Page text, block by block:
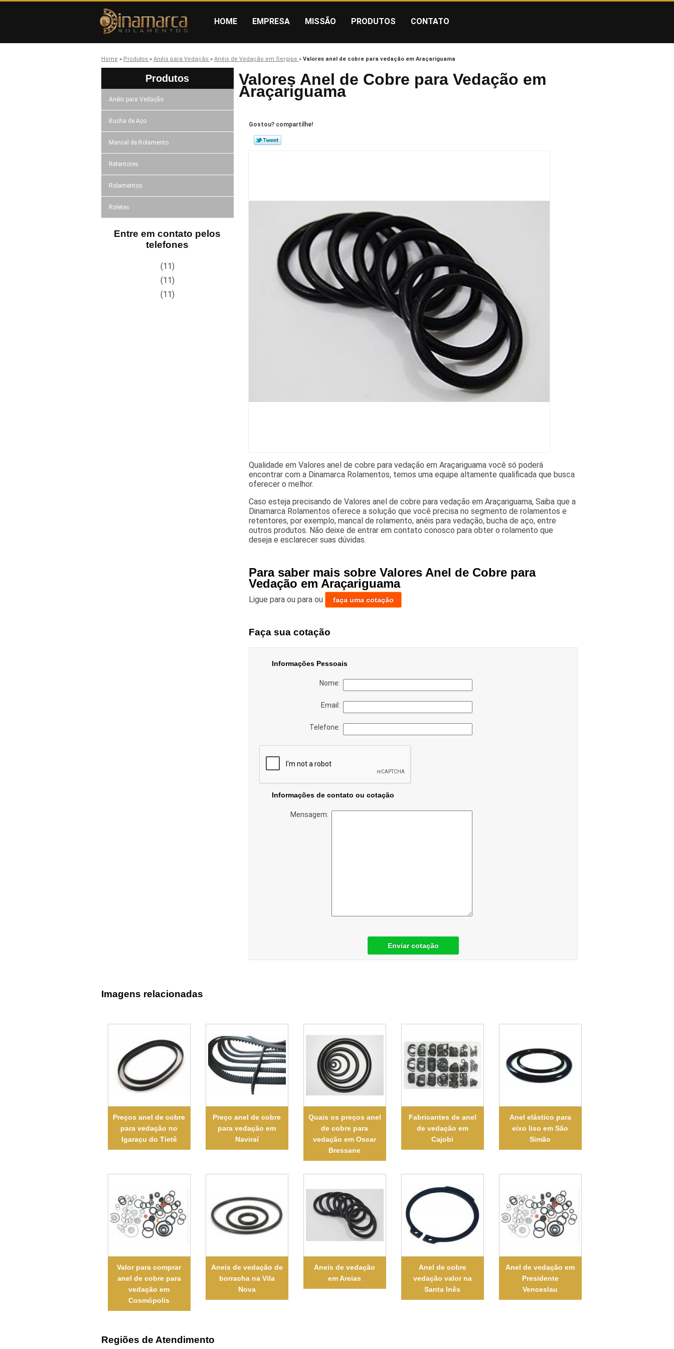
HOME EMPRESA MISSÃO PRODUTOS CONTATO
Home » Produtos » Anéis para Vedação » Anéis de Vedação em Sergipe » Valores anel de cobre para vedação em Araçariguama
Produtos
Anéis para Vedação
Bucha de Aço
Mancal de Rolamento
Retentores
Rolamentos
Roletes
Entre em contato pelos
telefones
(11)
(11)
(11)
Valores Anel de Cobre para Vedação em
Araçariguama
Gostou? compartilhe!
Qualidade em Valores anel de cobre para vedação em Araçariguama você só poderá
encontrar com a Dinamarca Rolamentos, temos uma equipe altamente qualificada que busca
oferecer o melhor.
Caso esteja precisando de Valores anel de cobre para vedação em Araçariguama, Saiba que a
Dinamarca Rolamentos oferece a solução que você precisa no segmento de rolamentos e
retentores, por exemplo, mancal de rolamento, anéis para vedação, bucha de aço, entre
outros produtos. Não deixe de entrar em contato conosco para obter o rolamento que
deseja e esclarecer suas dúvidas.
Para saber mais sobre Valores Anel de Cobre para
Vedação em Araçariguama
Ligue para ou para ou faça uma cotação
Faça sua cotação
Informações Pessoais
Nome:
Email:
Telefone:
Informações de contato ou cotação
Mensagem:
Enviar cotação
Imagens relacionadas
Preços anel de cobre
para vedação no
Igaraçu do Tietê
Preço anel de cobre
para vedação em
Naviraí
Quais os preços anel
de cobre para
vedação em Oscar
Bressane
Fabricantes de anel
de vedação em
Cajobi
Anel elástico para
eixo liso em São
Simão
Valor para comprar
anel de cobre para
vedação em
Cosmópolis
Aneis de vedação de
borracha na Vila
Nova
Aneis de vedação
em Areias
Anel de cobre
vedação valor na
Santa Inês
Anel de vedação em
Presidente
Venceslau
Regiões de Atendimento